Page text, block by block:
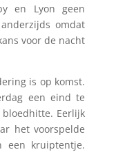
en Lyon geen
omdat
voor de nacht
is op komst.
een eind te
Eerlijk
het voorspelde
een kruiptentje.